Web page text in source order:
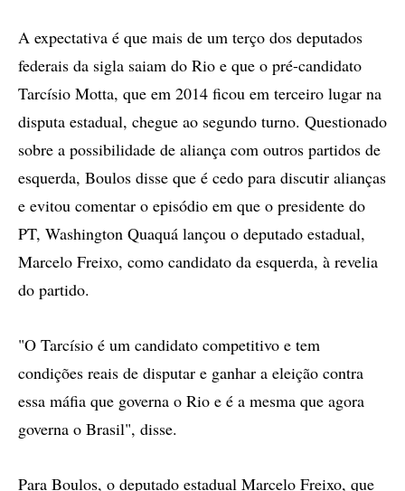
A expectativa é que mais de um terço dos deputados
federais da sigla saiam do Rio e que o pré-candidato
Tarcísio Motta, que em 2014 ficou em terceiro lugar na
disputa estadual, chegue ao segundo turno. Questionado
sobre a possibilidade de aliança com outros partidos de
esquerda, Boulos disse que é cedo para discutir alianças
e evitou comentar o episódio em que o presidente do
PT, Washington Quaquá lançou o deputado estadual,
Marcelo Freixo, como candidato da esquerda, à revelia
do partido.
"O Tarcísio é um candidato competitivo e tem
condições reais de disputar e ganhar a eleição contra
essa máfia que governa o Rio e é a mesma que agora
governa o Brasil", disse.
Para Boulos, o deputado estadual Marcelo Freixo, que